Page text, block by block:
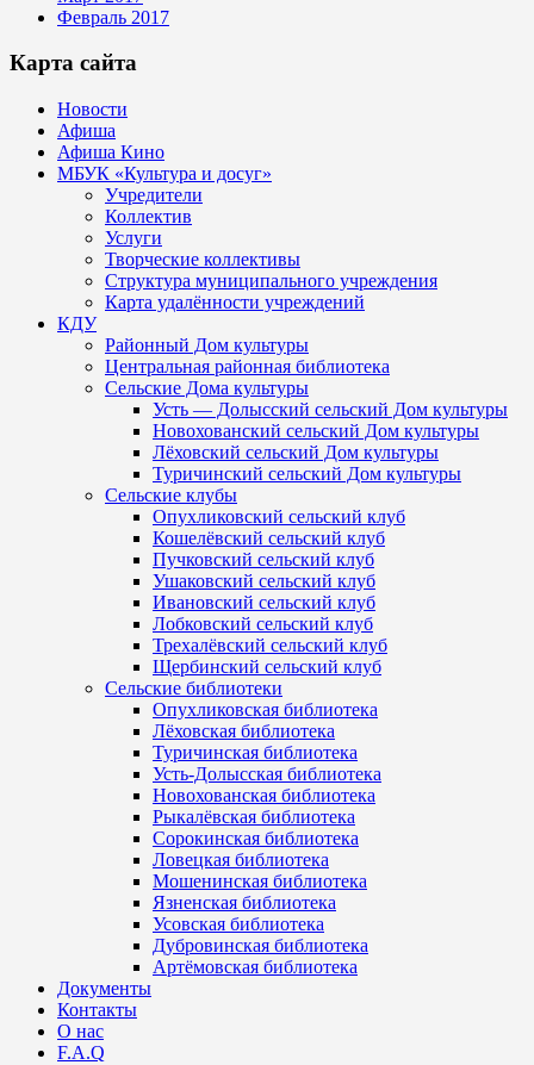
Февраль 2017
Карта сайта
Новости
Афиша
Афиша Кино
МБУК «Культура и досуг»
Учредители
Коллектив
Услуги
Творческие коллективы
Структура муниципального учреждения
Карта удалённости учреждений
КДУ
Районный Дом культуры
Центральная районная библиотека
Сельские Дома культуры
Усть — Долысский сельский Дом культуры
Новохованский сельский Дом культуры
Лёховский сельский Дом культуры
Туричинский сельский Дом культуры
Сельские клубы
Опухликовский сельский клуб
Кошелёвский сельский клуб
Пучковский сельский клуб
Ушаковский сельский клуб
Ивановский сельский клуб
Лобковский сельский клуб
Трехалёвский сельский клуб
Щербинский сельский клуб
Сельские библиотеки
Опухликовская библиотека
Лёховская библиотека
Туричинская библиотека
Усть-Долысская библиотека
Новохованская библиотека
Рыкалёвская библиотека
Сорокинская библиотека
Ловецкая библиотека
Мошенинская библиотека
Язненская библиотека
Усовская библиотека
Дубровинская библиотека
Артёмовская библиотека
Документы
Контакты
О нас
F.A.Q